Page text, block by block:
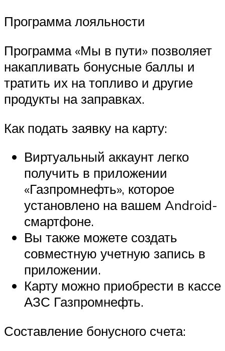
Программа лояльности
Программа «Мы в пути» позволяет
накапливать бонусные баллы и
тратить их на топливо и другие
продукты на заправках.
Как подать заявку на карту:
Виртуальный аккаунт легко
получить в приложении
«Газпромнефть», которое
установлено на вашем Android-
смартфоне.
Вы также можете создать
совместную учетную запись в
приложении.
Карту можно приобрести в кассе
АЗС Газпромнефть.
Составление бонусного счета: